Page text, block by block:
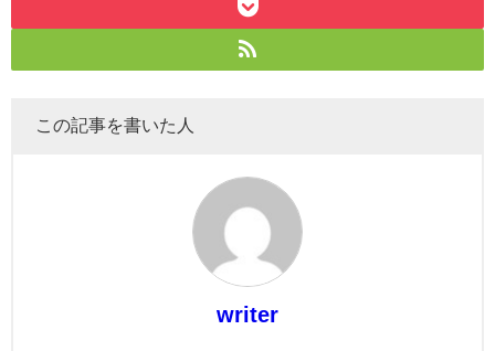
この記事を書いた人
writer